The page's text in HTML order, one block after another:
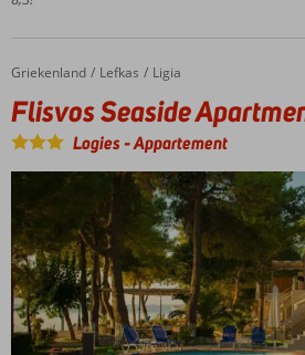
met pool
Gratis
wifi in
gehele
complex
Home
Griekenland Lefkas Ligia
Flisvos Seaside Apartment
Flisvos Seaside
Logies-Appartement